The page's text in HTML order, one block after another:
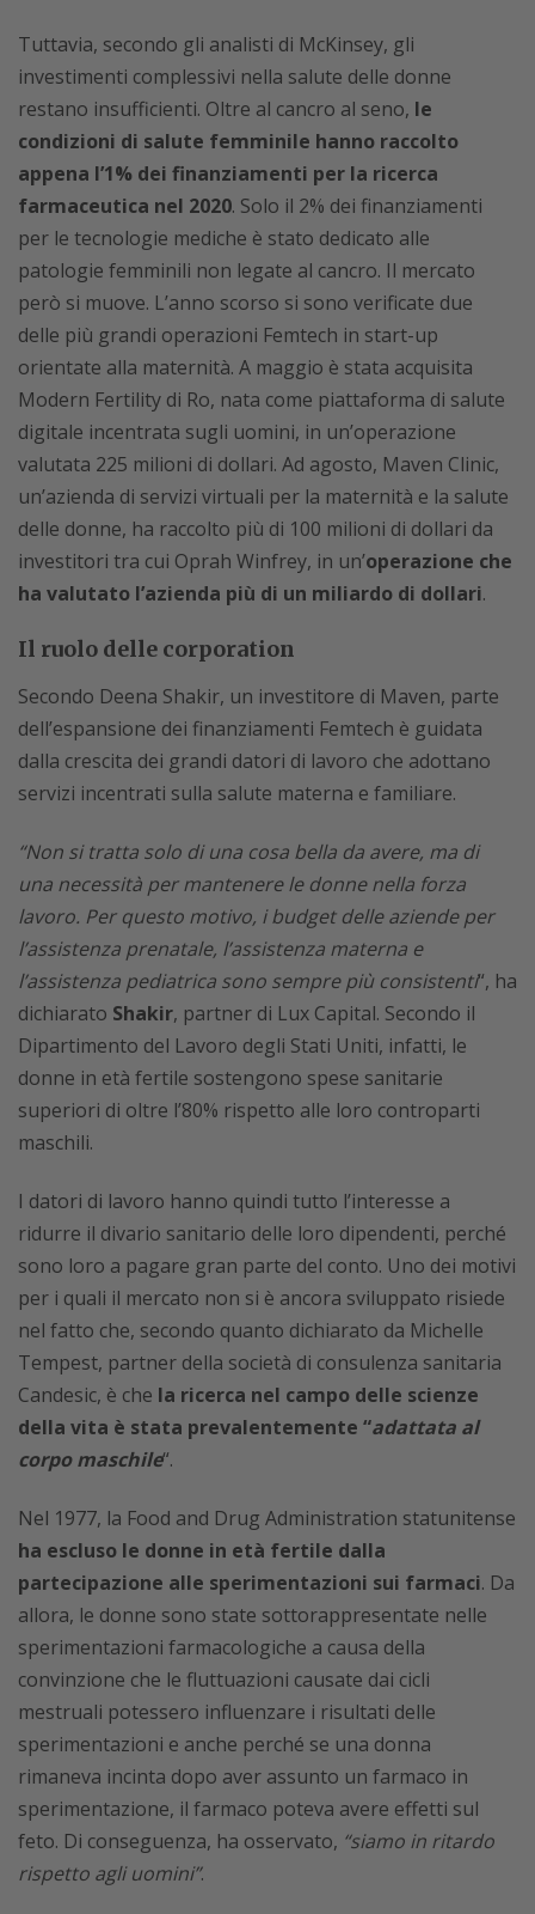
Tuttavia, secondo gli analisti di McKinsey, gli
investimenti complessivi nella salute delle donne
restano insufficienti. Oltre al cancro al seno, le
condizioni di salute femminile hanno raccolto
appena l’1% dei finanziamenti per la ricerca
farmaceutica nel 2020. Solo il 2% dei finanziamenti
per le tecnologie mediche è stato dedicato alle
patologie femminili non legate al cancro. Il mercato
però si muove. L’anno scorso si sono verificate due
delle più grandi operazioni Femtech in start-up
orientate alla maternità. A maggio è stata acquisita
Modern Fertility di Ro, nata come piattaforma di salute
digitale incentrata sugli uomini, in un’operazione
valutata 225 milioni di dollari. Ad agosto, Maven Clinic,
un’azienda di servizi virtuali per la maternità e la salute
delle donne, ha raccolto più di 100 milioni di dollari da
investitori tra cui Oprah Winfrey, in un’operazione che
ha valutato l’azienda più di un miliardo di dollari.
Il ruolo delle corporation
Secondo Deena Shakir, un investitore di Maven, parte
dell’espansione dei finanziamenti Femtech è guidata
dalla crescita dei grandi datori di lavoro che adottano
servizi incentrati sulla salute materna e familiare.
“Non si tratta solo di una cosa bella da avere, ma di
una necessità per mantenere le donne nella forza
lavoro. Per questo motivo, i budget delle aziende per
l’assistenza prenatale, l’assistenza materna e
l’assistenza pediatrica sono sempre più consistenti“, ha
dichiarato Shakir, partner di Lux Capital. Secondo il
Dipartimento del Lavoro degli Stati Uniti, infatti, le
donne in età fertile sostengono spese sanitarie
superiori di oltre l’80% rispetto alle loro controparti
maschili.
I datori di lavoro hanno quindi tutto l’interesse a
ridurre il divario sanitario delle loro dipendenti, perché
sono loro a pagare gran parte del conto. Uno dei motivi
per i quali il mercato non si è ancora sviluppato risiede
nel fatto che, secondo quanto dichiarato da Michelle
Tempest, partner della società di consulenza sanitaria
Candesic, è che la ricerca nel campo delle scienze
della vita è stata prevalentemente “adattata al
corpo maschile“.
Nel 1977, la Food and Drug Administration statunitense
ha escluso le donne in età fertile dalla
partecipazione alle sperimentazioni sui farmaci. Da
allora, le donne sono state sottorappresentate nelle
sperimentazioni farmacologiche a causa della
convinzione che le fluttuazioni causate dai cicli
mestruali potessero influenzare i risultati delle
sperimentazioni e anche perché se una donna
rimaneva incinta dopo aver assunto un farmaco in
sperimentazione, il farmaco poteva avere effetti sul
feto. Di conseguenza, ha osservato, “siamo in ritardo
rispetto agli uomini”.